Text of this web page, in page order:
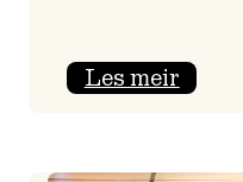
Les meir:
–